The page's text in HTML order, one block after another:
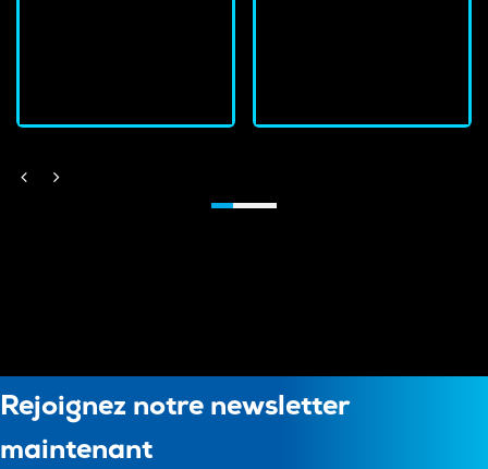
Rejoignez notre newsletter
maintenant